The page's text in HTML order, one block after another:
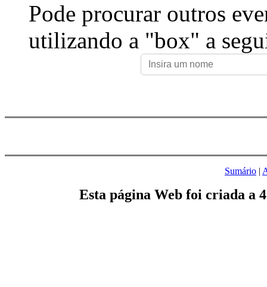
Pode procurar outros
utilizando a "box" a
Sumário |
Esta página Web foi criada a